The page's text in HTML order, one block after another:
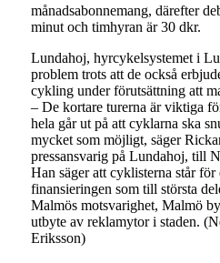
månadsabonnemang, därefter
minut och timhyran är 30 dkr.
Lundahoj, hyrcykelsystemet i
problem trots att de också
cykling under förutsättning att
– De kortare turerna är viktiga
hela går ut på att cyklarna ska
mycket som möjligt, säger
pressansvarig på Lundahoj, till
Han säger att cyklisterna står
finansieringen som till största
Malmös motsvarighet, Malmö
utbyte av reklamytor i staden.
Eriksson)